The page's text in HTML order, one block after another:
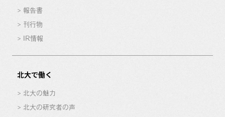
報告書
刊行物
IR情報
北大で働く
北大の魅力
北大の研究者の声